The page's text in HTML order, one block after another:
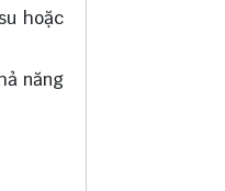
hoặc
năng